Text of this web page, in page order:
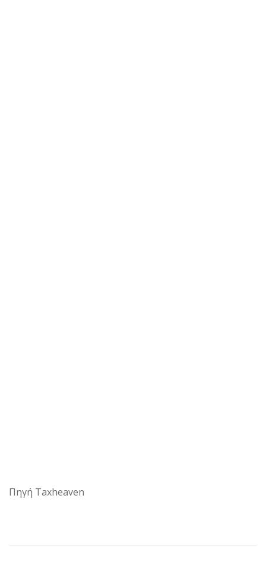
Πηγή Taxheaven